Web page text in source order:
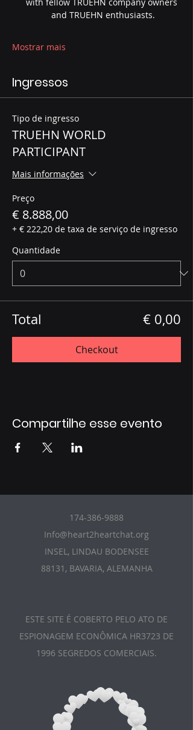
and TRUEHN enthusiasts.
Mostrar mais
Ingressos
Tipo de ingresso
TRUEHN WORLD
PARTICIPANT
Mais informações
Preço
€ 8.888,00
+ € 222,20 de taxa de serviço de ingresso
Quantidade
Total € 0,00
Checkout
Compartilhe esse evento
174-386-9888
Info@heart2heartchat.org
INSEL, LINDAU BODENSEE
88131, BAVARIA, ALEMANHA
ESTE SITE É COBERTO PELO ATO DE
ESPIONAGEM ECONÔMICA HR3723 DE
1996 SEGREDOS COMERCIAIS.